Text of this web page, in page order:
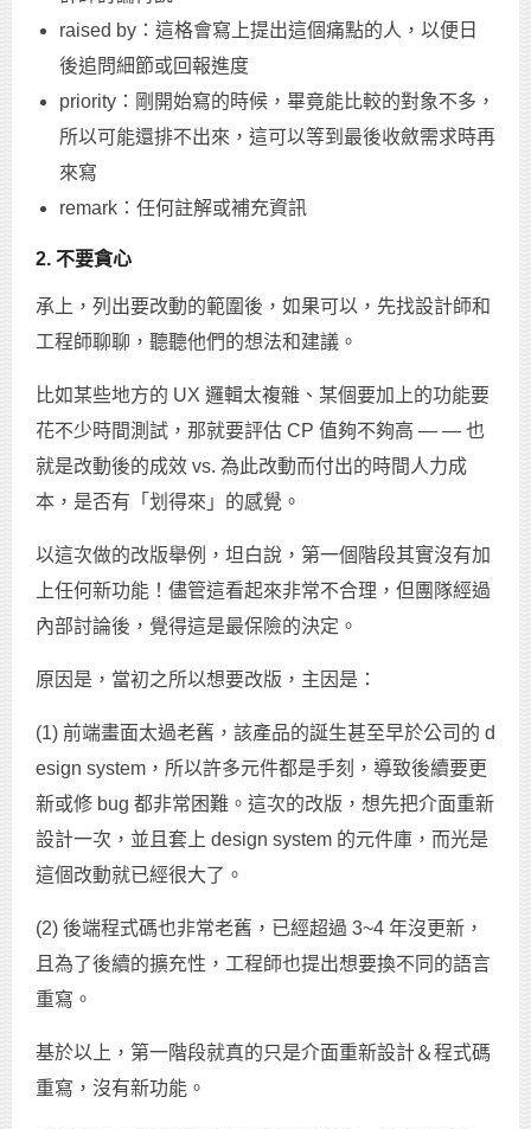
raised by：這格會寫上提出這個痛點的人，以便日
後追問細節或回報進度
priority：剛開始寫的時候，畢竟能比較的對象不多，
所以可能還排不出來，這可以等到最後收斂需求時再
來寫
remark：任何註解或補充資訊
2. 不要貪心
承上，列出要改動的範圍後，如果可以，先找設計師和
工程師聊聊，聽聽他們的想法和建議。
比如某些地方的 UX 邏輯太複雜、某個要加上的功能要
花不少時間測試，那就要評估 CP 值夠不夠高 — — 也
就是改動後的成效 vs. 為此改動而付出的時間人力成
本，是否有「划得來」的感覺。
以這次做的改版舉例，坦白說，第一個階段其實沒有加
上任何新功能！儘管這看起來非常不合理，但團隊經過
內部討論後，覺得這是最保險的決定。
原因是，當初之所以想要改版，主因是：
(1) 前端畫面太過老舊，該產品的誕生甚至早於公司的 d
esign system，所以許多元件都是手刻，導致後續要更
新或修 bug 都非常困難。這次的改版，想先把介面重新
設計一次，並且套上 design system 的元件庫，而光是
這個改動就已經很大了。
(2) 後端程式碼也非常老舊，已經超過 3~4 年沒更新，
且為了後續的擴充性，工程師也提出想要換不同的語言
重寫。
基於以上，第一階段就真的只是介面重新設計＆程式碼
重寫，沒有新功能。